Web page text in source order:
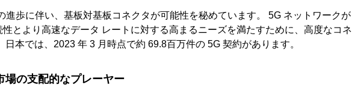
進歩に伴い、基板対基板コネクタが可能性を秘めています。 5G ネットワークが
とより高速なデータ レートに対する高まるニーズを満たすために、高度なコネ
日本では、2023 年 3 月時点で約 69.8百万件の 5G 契約があります。
場の支配的なプレーヤー